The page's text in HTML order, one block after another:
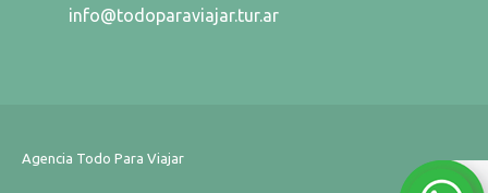
info@todoparaviajar.tur.ar
Agencia Todo Para Viajar